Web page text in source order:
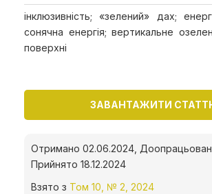
інклюзивність; «зелений» дах;
сонячна енергія; вертикальне
поверхні
ЗАВАНТАЖИТИ
Отримано 02.06.2024,
Прийнято 18.12.2024
Взято з Том 10, № 2, 2024